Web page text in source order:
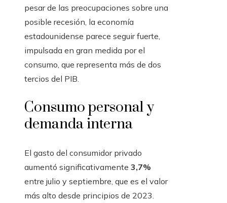
pesar de las preocupaciones sobre una
posible recesión, la economía
estadounidense parece seguir fuerte,
impulsada en gran medida por el
consumo, que representa más de dos
tercios del PIB.
Consumo personal y
demanda interna
El gasto del consumidor privado
aumentó significativamente 3,7%
entre julio y septiembre, que es el valor
más alto desde principios de 2023.